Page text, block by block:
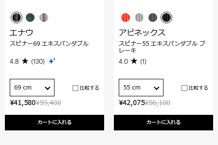
¥59,400
¥41,580
カートに入れる
エナウ
スピナー69 エキスパンダブル
4.8 (130)
69 cm 比較する
¥56,100
¥42,075
カートに入れる
アピネックス
スピナー55 エキスパンダブル ブ
レーキ
4.0 (1)
55 cm 比較する